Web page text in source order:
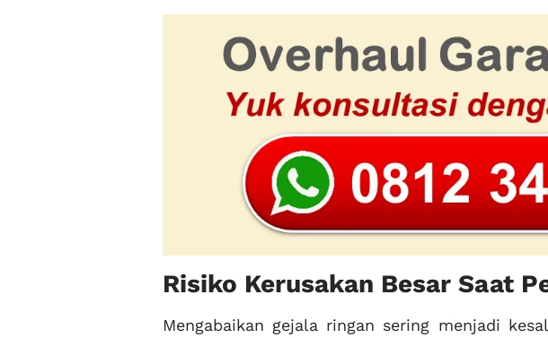
Risiko Kerusakan Besar Saat
Mengabaikan gejala ringan sering menjadi